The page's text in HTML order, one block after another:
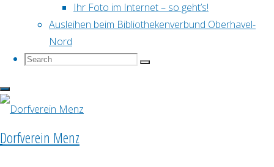
Ihr Foto im Internet – so geht’s!
Ausleihen beim Bibliothekenverbund Oberhavel-
Nord
Search
Search
Search
Dorfverein Menz
über
eine
weltmusikalische
Weltumsegelung!
Kultur
Menzer Geschichten
Veranstaltungen